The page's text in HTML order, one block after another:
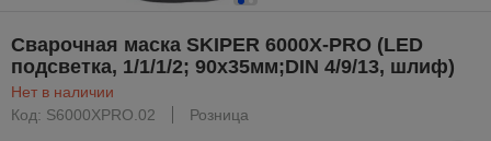
Сварочная маска SKIPER 6000X-PRO (LED
подсветка, 1/1/1/2; 90х35мм;DIN 4/9/13, шлиф)
Нет в наличии
Код: S6000XPRO.02
Розница